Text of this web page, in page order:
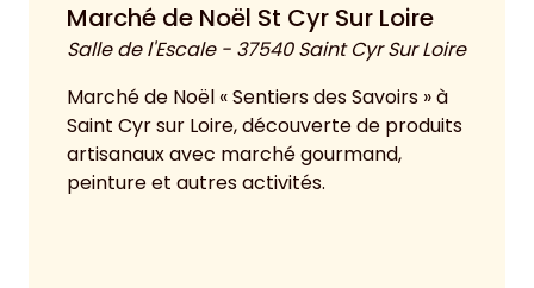
Marché de Noël St Cyr Sur Loire
Salle de l'Escale - 37540 Saint Cyr Sur Loire
Marché de Noël « Sentiers des Savoirs » à
Saint Cyr sur Loire, découverte de produits
artisanaux avec marché gourmand,
peinture et autres activités.